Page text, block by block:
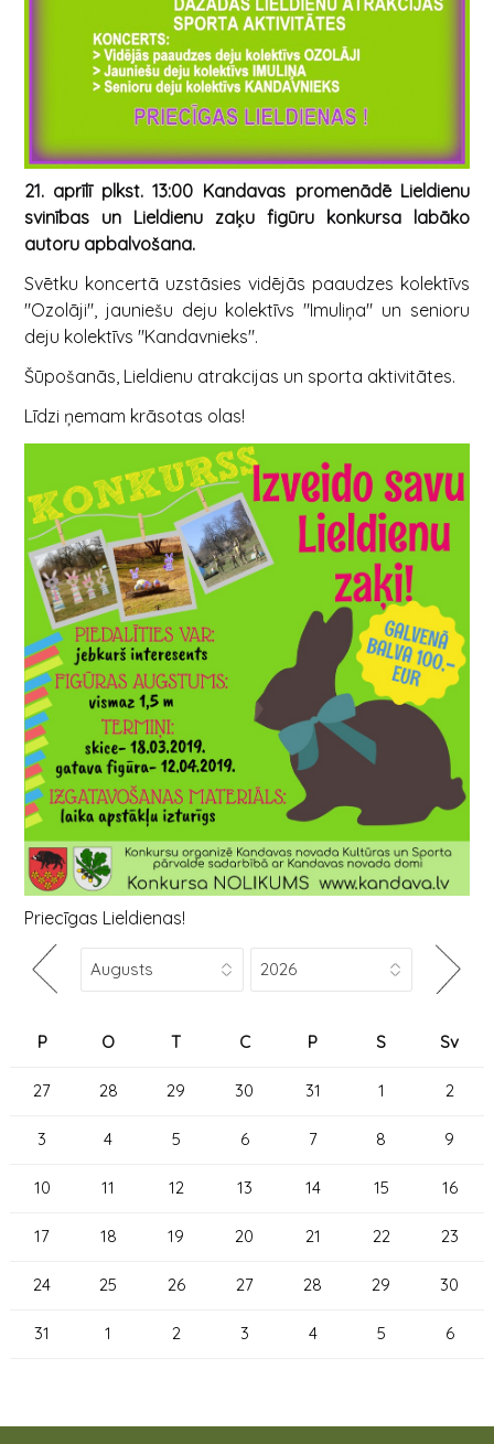
21. aprīlī plkst. 13:00 Kandavas promenādē Lieldienu
svinības un Lieldienu zaķu figūru konkursa labāko
autoru apbalvošana.
Svētku koncertā uzstāsies vidējās paaudzes kolektīvs
"Ozolāji", jauniešu deju kolektīvs "Imuliņa" un senioru
deju kolektīvs "Kandavnieks".
Šūpošanās, Lieldienu atrakcijas un sporta aktivitātes.
Līdzi ņemam krāsotas olas!
Priecīgas Lieldienas!
P O T C P S Sv
27 28 29 30 31 1 2
3 4 5 6 7 8 9
10 11 12 13 14 15 16
17 18 19 20 21 22 23
24 25 26 27 28 29 30
31 1 2 3 4 5 6